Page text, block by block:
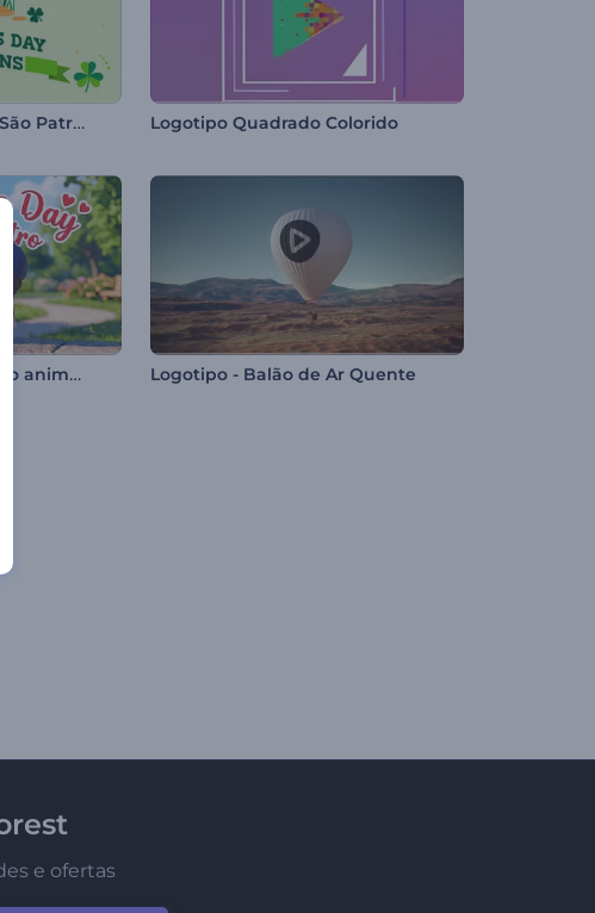
Animações do Dia de São Patrício Logotipo Quadrado Colorido
Introdução em desenho animado do Dia dos Namorados Logotipo - Balão de Ar Quente
e ofertas